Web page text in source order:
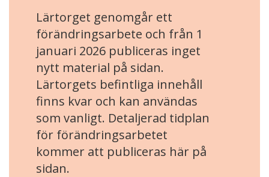
Lärtorget genomgår ett
förändringsarbete och från 1
januari 2026 publiceras inget
nytt material på sidan.
Lärtorgets befintliga innehåll
finns kvar och kan användas
som vanligt. Detaljerad tidplan
för förändringsarbetet
kommer att publiceras här på
sidan.